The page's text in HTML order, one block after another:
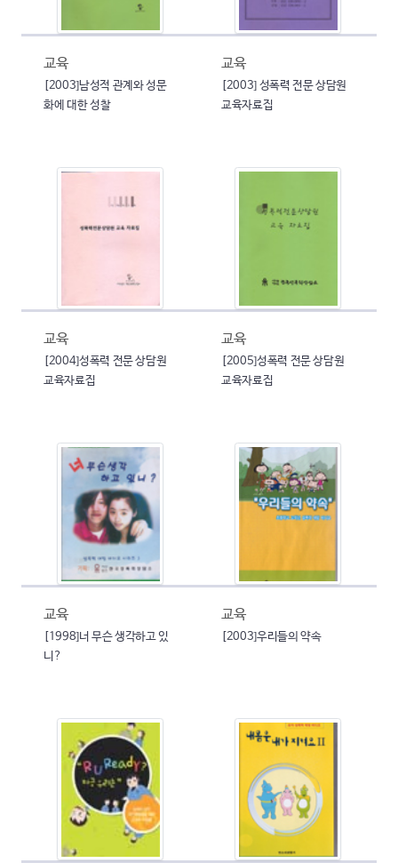
교육
[2003]남성적 관계와 성문
화에 대한 성찰
교육
[2003] 성폭력 전문 상담원
교육자료집
교육
[2004]성폭력 전문 상담원
교육자료집
교육
[2005]성폭력 전문 상담원
교육자료집
교육
[1998]너 무슨 생각하고 있
니?
교육
[2003]우리들의 약속